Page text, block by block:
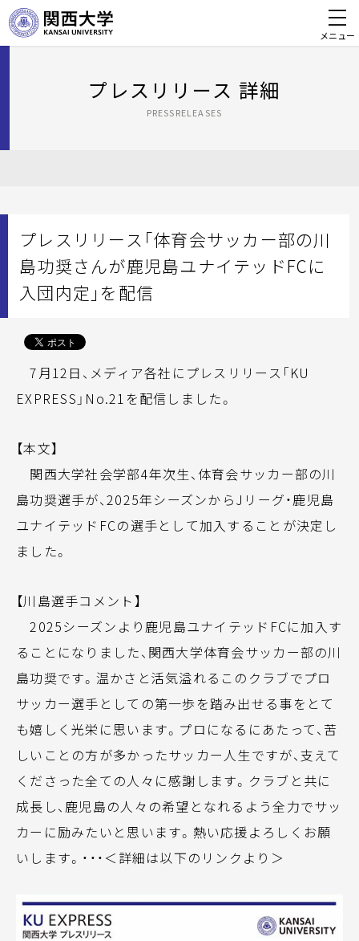
メニュー
プレスリリース 詳細
PRESSRELEASES
プレスリリース「体育会サッカー部の川
島功奨さんが鹿児島ユナイテッドFCに
入団内定」を配信
7月12日、メディア各社にプレスリリース「KU
EXPRESS」No.21を配信しました。
【本文】
関西大学社会学部4年次生、体育会サッカー部の川
島功奨選手が、2025年シーズンからJリーグ・鹿児島
ユナイテッドFCの選手として加入することが決定し
ました。
【川島選手コメント】
2025シーズンより鹿児島ユナイテッドFCに加入す
ることになりました、関西大学体育会サッカー部の川
島功奨です。温かさと活気溢れるこのクラブでプロ
サッカー選手としての第一歩を踏み出せる事をとて
も嬉しく光栄に思います。プロになるにあたって、苦
しいことの方が多かったサッカー人生ですが、支えて
くださった全ての人々に感謝します。クラブと共に
成長し、鹿児島の人々の希望となれるよう全力でサッ
カーに励みたいと思います。熱い応援よろしくお願
いします。・・・＜詳細は以下のリンクより＞